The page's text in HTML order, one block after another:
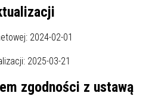
2024-02-01
2025-03-21
zgodności z ustawą